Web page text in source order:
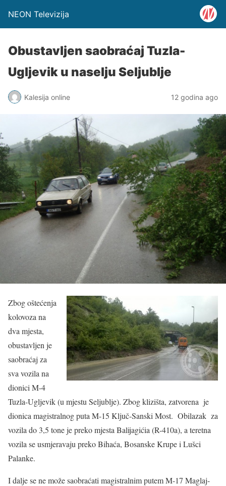
NEON Televizija
Obustavljen saobraćaj Tuzla-
Ugljevik u naselju Seljublje
Kalesija online 12 godina ago
Zbog oštećenja
kolovoza na
dva mjesta,
obustavljen je
saobraćaj za
sva vozila na
dionici M-4
Tuzla-Ugljevik (u mjestu Seljublje). Zbog klizišta, zatvorena je
dionica magistralnog puta M-15 Ključ-Sanski Most. Obilazak za
vozila do 3,5 tone je preko mjesta Balijagićia (R-410a), a teretna
vozila se usmjeravaju preko Bihaća, Bosanske Krupe i Lušci
Palanke.
I dalje se ne može saobraćati magistralnim putem M-17 Maglaj-